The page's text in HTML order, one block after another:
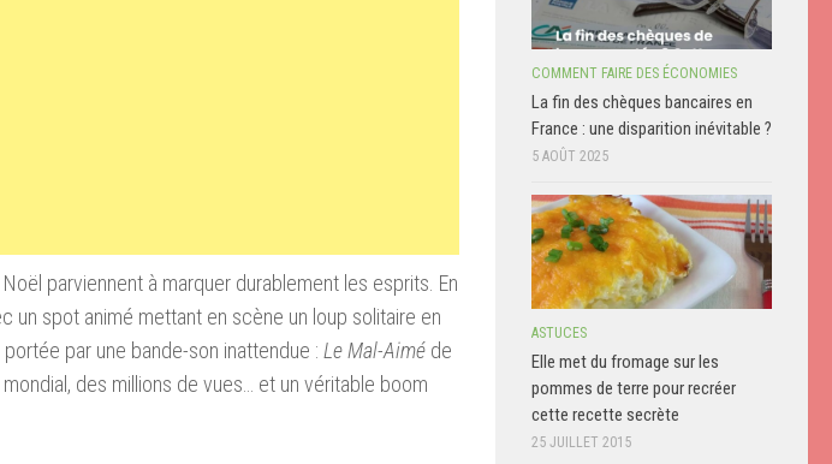
parviennent à marquer durablement les esprits. En
un spot animé mettant en scène un loup solitaire en
par une bande-son inattendue : Le Mal-Aimé de
des millions de vues… et un véritable boom
COMMENT FAIRE DES ÉCONOMIES
La fin des chèques bancaires en
France : une disparition inévitable ?
5 AOÛT 2025
ASTUCES
Elle met du fromage sur les
pommes de terre pour recréer
cette recette secrète
25 JUILLET 2015